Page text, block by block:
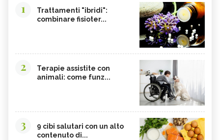
1
Trattamenti "ibridi":
combinare fisioter...
2
Terapie assistite con
animali: come funz...
3
9 cibi salutari con un alto
contenuto di...